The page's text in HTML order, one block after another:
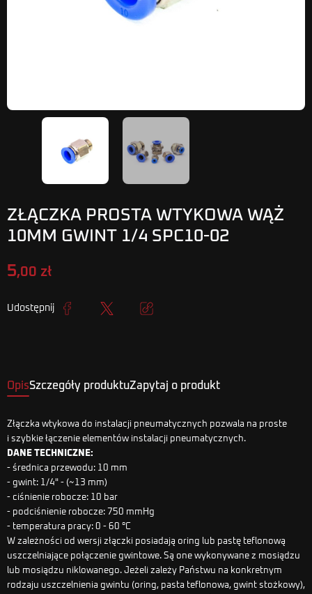
ZŁĄCZKA PROSTA WTYKOWA WĄŻ
10MM GWINT 1/4 SPC10-02
5,00 zł
Udostępnij
OpisSzczegóły produktuZapytaj o produkt
Złączka wtykowa do instalacji pneumatycznych pozwala na proste
i szybkie łączenie elementów instalacji pneumatycznych.
DANE TECHNICZNE:
- średnica przewodu: 10 mm
- gwint: 1/4" - (~13 mm)
- ciśnienie robocze: 10 bar
- podciśnienie robocze: 750 mmHg
- temperatura pracy: 0 - 60 °C
W zależności od wersji złączki posiadają oring lub pastę teflonową
uszczelniające połączenie gwintowe. Są one wykonywane z mosiądzu
lub mosiądzu niklowanego. Jeżeli zależy Państwu na konkretnym
rodzaju uszczelnienia gwintu (oring, pasta teflonowa, gwint stożkowy),